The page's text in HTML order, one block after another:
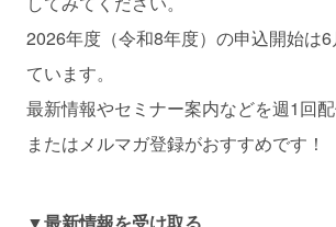
2026年度（令和8年度）の申込開始は
ています。
最新情報やセミナー案内などを週1回
またはメルマガ登録がおすすめです！
▼最新情報を受け取る